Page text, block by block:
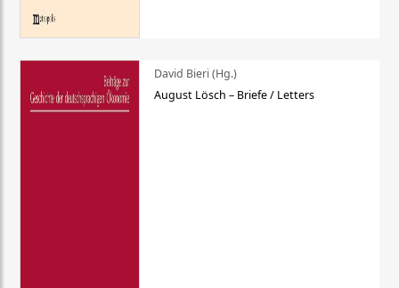
David Bieri (Hg.)
August Lösch – Briefe / Letters